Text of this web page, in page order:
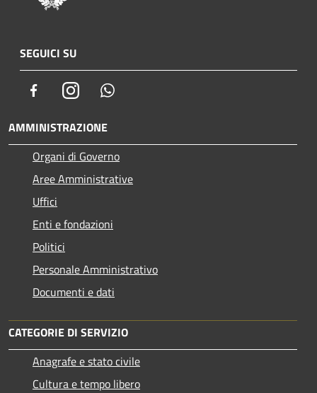
SEGUICI SU
FacebookInstagram
AMMINISTRAZIONE
Organi di Governo
Aree Amministrative
Uffici
Enti e fondazioni
Politici
Personale Amministrativo
Documenti e dati
CATEGORIE DI SERVIZIO
Anagrafe e stato civile
Cultura e tempo libero